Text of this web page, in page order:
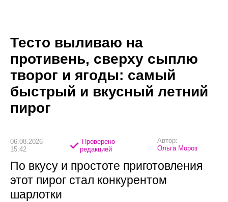
Тесто выливаю на
противень, сверху сыплю
творог и ягоды: самый
быстрый и вкусный летний
пирог
06.08.2026
15:42
Проверено
редакцией
Автор:
Ольга Мороз
По вкусу и простоте приготовления
этот пирог стал конкурентом
шарлотки